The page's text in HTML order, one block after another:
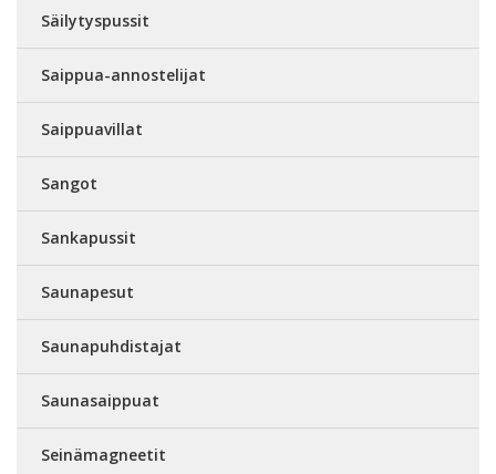
Säilytyspussit
Saippua-annostelijat
Saippuavillat
Sangot
Sankapussit
Saunapesut
Saunapuhdistajat
Saunasaippuat
Seinämagneetit